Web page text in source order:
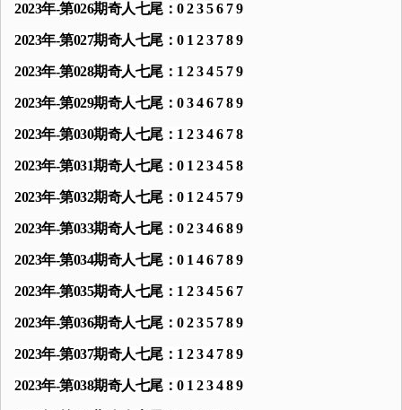
2023年-第026期奇人七尾：0 2 3 5 6 7 9
2023年-第027期奇人七尾：0 1 2 3 7 8 9
2023年-第028期奇人七尾：1 2 3 4 5 7 9
2023年-第029期奇人七尾：0 3 4 6 7 8 9
2023年-第030期奇人七尾：1 2 3 4 6 7 8
2023年-第031期奇人七尾：0 1 2 3 4 5 8
2023年-第032期奇人七尾：0 1 2 4 5 7 9
2023年-第033期奇人七尾：0 2 3 4 6 8 9
2023年-第034期奇人七尾：0 1 4 6 7 8 9
2023年-第035期奇人七尾：1 2 3 4 5 6 7
2023年-第036期奇人七尾：0 2 3 5 7 8 9
2023年-第037期奇人七尾：1 2 3 4 7 8 9
2023年-第038期奇人七尾：0 1 2 3 4 8 9